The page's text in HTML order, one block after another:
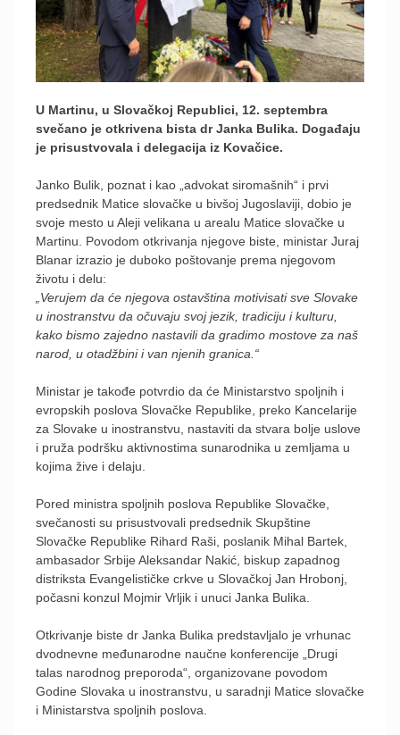
U Martinu, u Slovačkoj Republici, 12. septembra
svečano je otkrivena bista dr Janka Bulika. Događaju
je prisustvovala i delegacija iz Kovačice.
Janko Bulik, poznat i kao „advokat siromašnih“ i prvi
predsednik Matice slovačke u bivšoj Jugoslaviji, dobio je
svoje mesto u Aleji velikana u arealu Matice slovačke u
Martinu. Povodom otkrivanja njegove biste, ministar Juraj
Blanar izrazio je duboko poštovanje prema njegovom
životu i delu:
„Verujem da će njegova ostavština motivisati sve Slovake
u inostranstvu da očuvaju svoj jezik, tradiciju i kulturu,
kako bismo zajedno nastavili da gradimo mostove za naš
narod, u otadžbini i van njenih granica.“
Ministar je takođe potvrdio da će Ministarstvo spoljnih i
evropskih poslova Slovačke Republike, preko Kancelarije
za Slovake u inostranstvu, nastaviti da stvara bolje uslove
i pruža podršku aktivnostima sunarodnika u zemljama u
kojima žive i delaju.
Pored ministra spoljnih poslova Republike Slovačke,
svečanosti su prisustvovali predsednik Skupštine
Slovačke Republike Rihard Raši, poslanik Mihal Bartek,
ambasador Srbije Aleksandar Nakić, biskup zapadnog
distriksta Evangelističke crkve u Slovačkoj Jan Hrobonj,
počasni konzul Mojmir Vrljik i unuci Janka Bulika.
Otkrivanje biste dr Janka Bulika predstavljalo je vrhunac
dvodnevne međunarodne naučne konferencije „Drugi
talas narodnog preporoda“, organizovane povodom
Godine Slovaka u inostranstvu, u saradnji Matice slovačke
i Ministarstva spoljnih poslova.